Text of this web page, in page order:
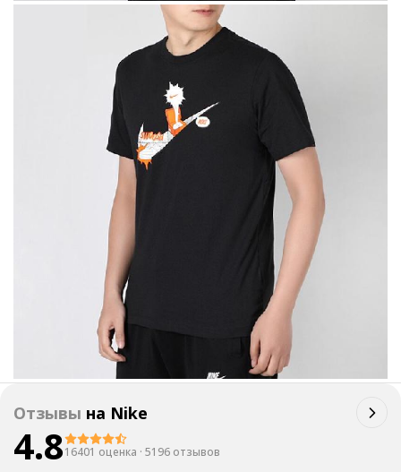
Отзывы на Nike
4.816401 оценка · 5196 отзывов